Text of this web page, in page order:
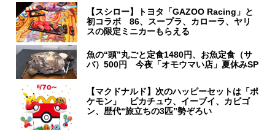
【スシロー】トヨタ「GAZOO Racing」と
初コラボ 86、スープラ、カローラ、ヤリ
スの限定ミニカーもらえる
魚の“頭”丸ごと定食1480円、お魚定食（サ
バ）500円 今夜「オモウマい店」夏休みSP
【マクドナルド】次のハッピーセットは「ポ
ケモン」 ピカチュウ、イーブイ、カビゴ
ン、歴代“旅立ちの3匹”勢ぞろい